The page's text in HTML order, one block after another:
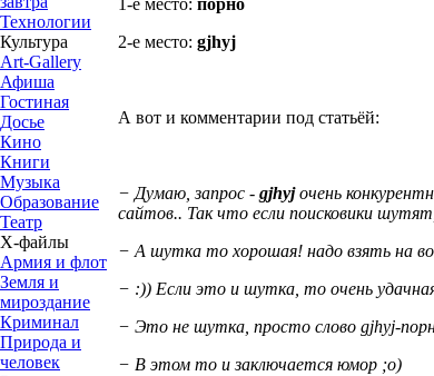
Технологии
Культура
Art-Gallery
Афиша
Гостиная
Досье
Кино
Книги
Музыка
Образование
Театр
Х-файлы
Армия и флот
Земля и
мироздание
Криминал
Природа и
человек
2-е место: gjhyj
А вот и комментарии под статьёй:
− Думаю, запрос - gjhyjочень
сайтов.. Так что если поисковики
− А шутка то хорошая! надо взять на
− :)) Если это и шутка, то очень
− Это не шутка, просто слово gjhyj-
− В этом то и заключается юмор ;о)